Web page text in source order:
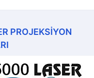
PROJEKSİYON